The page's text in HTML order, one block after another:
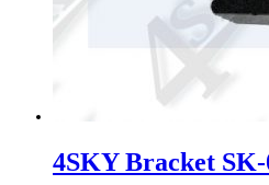
4SKY Bracket SK-